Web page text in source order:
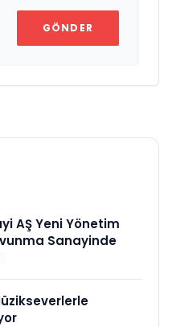
GÖNDER
AŞ Yeni Yönetim
Sanayinde